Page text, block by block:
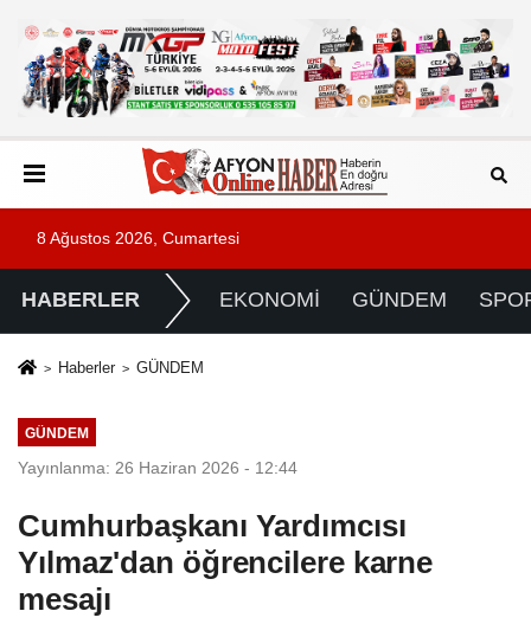
8 Ağustos 2026, Cumartesi
HABERLER EKONOMİ GÜNDEM
Haberler GÜNDEM
GÜNDEM
Yayınlanma: 26 Haziran 2026 - 12:44
Cumhurbaşkanı Yardımcısı
Yılmaz'dan öğrencilere karne
mesajı